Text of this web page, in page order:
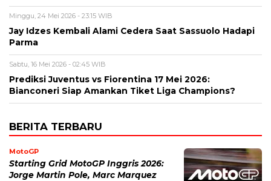
Minggu, 24 Mei 2026 - 23:15 WIB
Jay Idzes Kembali Alami Cedera Saat Sassuolo Hadapi
Parma
Sabtu, 16 Mei 2026 - 02:45 WIB
Prediksi Juventus vs Fiorentina 17 Mei 2026:
Bianconeri Siap Amankan Tiket Liga Champions?
BERITA TERBARU
MotoGP
Starting Grid MotoGP Inggris 2026:
Jorge Martin Pole, Marc Marquez